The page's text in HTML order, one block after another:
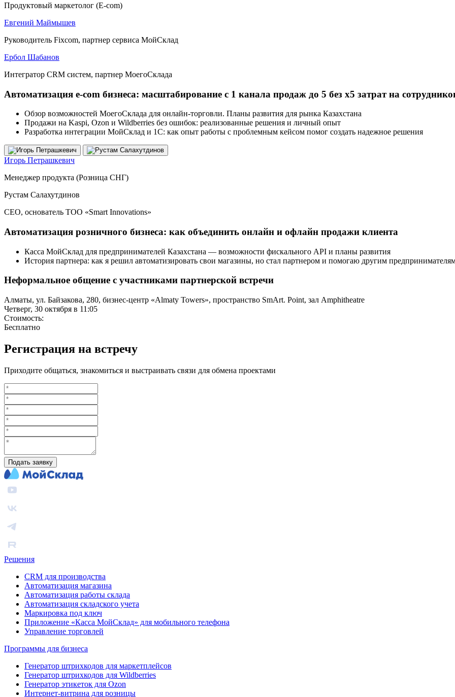
Продуктовый маркетолог (E‑com)
Евгений Маймышев
Руководитель Fixcom, партнер сервиса МойСклад
Ербол Шабанов
Интегратор CRM систем, партнер МоегоСклада
Автоматизация e-com бизнеса: масштабирование с 1 канала продаж до 5 без x5 затрат на
Обзор возможностей МоегоСклада для онлайн-торговли. Планы развития для рынка Казахстана
Продажи на Kaspi, Ozon и Wildberries без ошибок: реализованные решения и личный опыт
Разработка интеграции МойСклад и 1С: как опыт работы с проблемным кейсом помог создать надежное решения
Игорь Петрашкевич
Менеджер продукта (Розница СНГ)
Рустам Салахутдинов
СЕО, основатель ТОО «Smart Innovations»
Автоматизация розничного бизнеса: как объединить онлайн и офлайн продажи клиента
Касса МойСклад для предпринимателей Казахстана — возможности фискального API и планы развития
История партнера: как я решил автоматизировать свои магазины, но стал партнером и помогаю другим
Неформальное общение с участниками партнерской встречи
Алматы, ул. Байзакова, 280, бизнес-центр «Almaty Towers», пространство SmArt. Point, зал Amphitheatre
Четверг, 30 октября в 11:05
Стоимость:
Бесплатно
Регистрация на встречу
Приходите общаться, знакомиться и выстраивать связи для обмена проектами
Подать заявку
Решения
CRM для производства
Автоматизация магазина
Автоматизация работы склада
Автоматизация складского учета
Маркировка под ключ
Приложение «Касса МойСклад» для мобильного телефона
Управление торговлей
Программы для бизнеса
Генератор штрихкодов для маркетплейсов
Генератор штрихкодов для Wildberries
Генератор этикеток для Ozon
Интернет-витрина для розницы